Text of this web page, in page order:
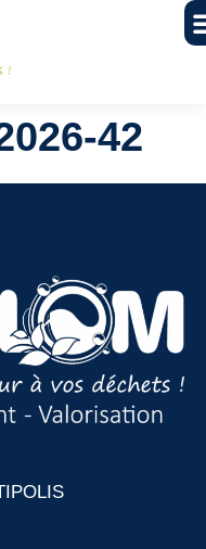
42